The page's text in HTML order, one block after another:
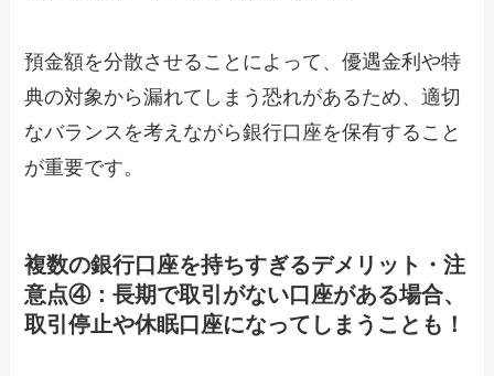
預金額を分散させることによって、優遇金利や特
典の対象から漏れてしまう恐れがあるため、適切
なバランスを考えながら銀行口座を保有すること
が重要です。
複数の銀行口座を持ちすぎるデメリット・注
意点④：長期で取引がない口座がある場合、
取引停止や休眠口座になってしまうことも！